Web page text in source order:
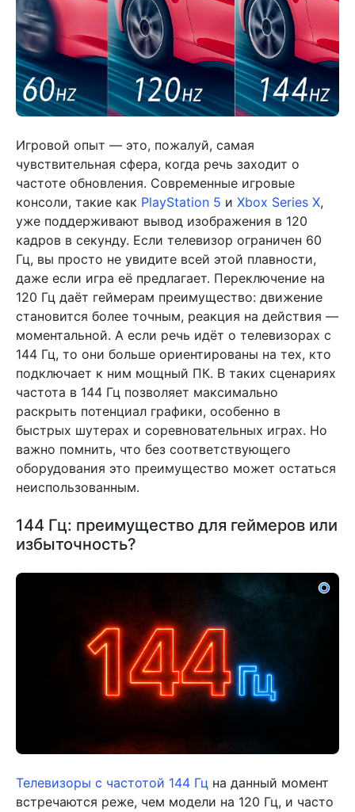
Игровой опыт — это, пожалуй, самая
чувствительная сфера, когда речь заходит о
частоте обновления. Современные игровые
консоли, такие как PlayStation 5 и Xbox Series X,
уже поддерживают вывод изображения в 120
кадров в секунду. Если телевизор ограничен 60
Гц, вы просто не увидите всей этой плавности,
даже если игра её предлагает. Переключение на
120 Гц даёт геймерам преимущество: движение
становится более точным, реакция на действия —
моментальной. А если речь идёт о телевизорах с
144 Гц, то они больше ориентированы на тех, кто
подключает к ним мощный ПК. В таких сценариях
частота в 144 Гц позволяет максимально
раскрыть потенциал графики, особенно в
быстрых шутерах и соревновательных играх. Но
важно помнить, что без соответствующего
оборудования это преимущество может остаться
неиспользованным.
144 Гц: преимущество для геймеров или
избыточность?
Телевизоры с частотой 144 Гц на данный момент
встречаются реже, чем модели на 120 Гц, и часто